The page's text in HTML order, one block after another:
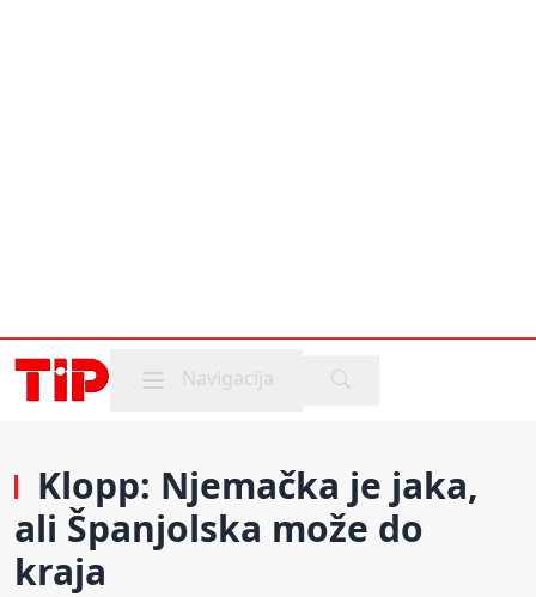
Mobile menu
Navigacija
Klopp: Njemačka je jaka,
ali Španjolska može do
kraja